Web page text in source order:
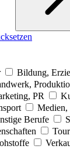
Bildung,
PR
Medien,
Berufe